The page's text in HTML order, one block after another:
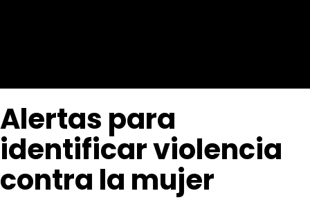
Alertas para
identificar violencia
contra la mujer